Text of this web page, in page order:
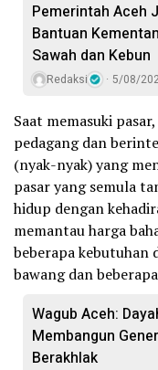
Pemerintah Aceh
Bantuan
Sawah dan Kebun
Redaksi 5/08/
Saat memasuki
pedagang dan
(nyak-nyak) yang
pasar yang semula
hidup dengan
memantau harga
beberapa kebutuhan
bawang dan
Wagub Aceh:
Membangun
Berakhlak